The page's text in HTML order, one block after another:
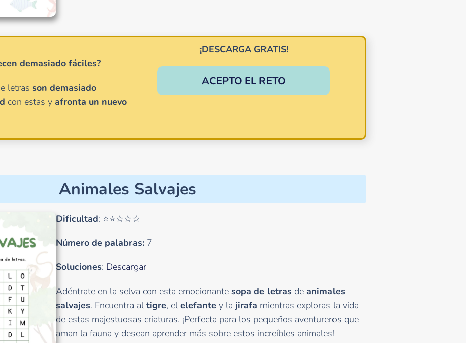
demasiado fáciles?
letras son demasiado
con estas y afronta un nuevo
¡DESCARGA GRATIS!
ACEPTO EL RETO
Animales Salvajes
Dificultad: ⭐⭐☆☆☆
Número de palabras:7
Soluciones: Descargar
Adéntrate en la selva con esta emocionante sopa de letrasde animales
salvajes. Encuentra al tigre, el elefante y la jirafa mientras exploras la vida
de estas majestuosas criaturas. ¡Perfecta para los pequeños aventureros que
aman la fauna y desean aprender más sobre estos increíbles animales!